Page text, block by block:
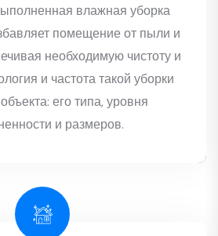
влажная уборка
помещение от пыли и
необходимую чистоту и
и частота такой уборки
его типа, уровня
и размеров.